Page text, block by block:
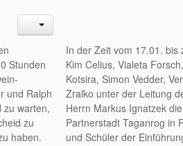
Stunden
und Ralph
zu warten,
zu
haben.
In der Zeit vom 17.01. bis
Kim Celius, Vialeta
Kotsira, Simon Vedder,
Zralko unter der Leitung
Herrn Markus Ignatzek
Partnerstadt Taganrog in
und Schüler der